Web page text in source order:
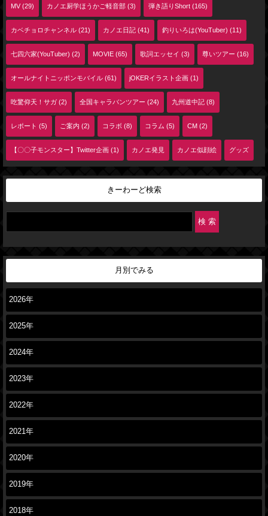
MV (29) カノエ厨学ほうかご軽音部 (3) 弾き語りShort (165)
カベチョロチャンネル (21) カノエ日記 (41) 釣りいろは(YouTuber) (11)
七四六家(YouTuber) (2) MOVIE (65) 歌詞エッセイ (3) 尊いツアー (16)
オールナイトニッポンモバイル (61) jOKERイラスト企画 (1)
吃驚仰天！サガ (2) 全国キャラバンツアー (24) 九州道中記 (8)
レポート (5) ご案内 (2) コラボ (8) コラム (5) CM (2)
【〇〇子モンスター】Twitter企画 (1) カノエ発見 カノエ似顔絵 グッズ
きーわーど検索
月別でみる
2026年
2025年
2024年
2023年
2022年
2021年
2020年
2019年
2018年